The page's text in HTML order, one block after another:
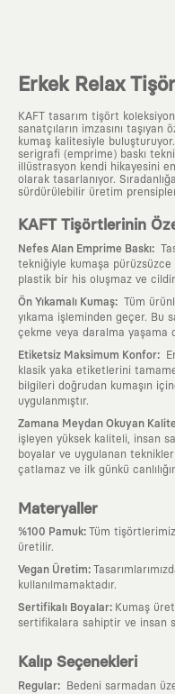
Erkek Relax
KAFT tasarım tişört
sanatçıların imzasını taşıyan
kumaş kalitesiyle buluşturuyor.
serigrafi (emprime) baskı
illüstrasyon kendi hikayesini
olarak tasarlanıyor.
sürdürülebilir üretim
KAFT Tişörtlerinin
Nefes Alan Emprime Baskı:
tekniğiyle kumaşa pürüzsüzce
plastik bir his oluşmaz ve
Ön Yıkamalı Kumaş: Tüm
yıkama işleminden geçer. Bu
çekme veya daralma yaşama
Etiketsiz Maksimum Konfor:
klasik yaka etiketlerini
bilgileri doğrudan kumaşın
uygulanmıştır.
Zamana Meydan Okuyan Kalite
işleyen yüksek kaliteli, insan
boyalar ve uygulanan
çatlamaz ve ilk günkü
Materyaller
%100 Pamuk: Tüm
üretilir.
Vegan Üretim:
kullanılmamaktadır.
Sertifikalı Boyalar: Kumaş
sertifikalara sahiptir ve insan
Kalıp Seçenekleri
Regular:
Bedeni sarmadan